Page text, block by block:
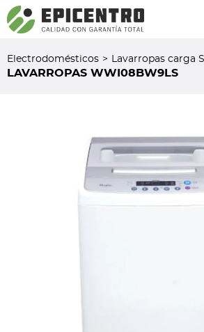
¿Olvidó su contraseña?Regístrese aquí
Electrodomésticos > Lavarropas carga
LAVARROPAS WWI08BW9LS